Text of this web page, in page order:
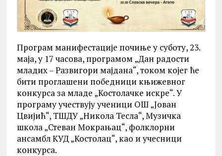
Програм манифестације почиње у суботу, 23.
маја, у 17 часова, програмом „Дан радости
младих – Развигори мајдана“, током којег ће
бити проглашени победници књижевног
конкурса за младе „Костолачке искре“. У
програму учествују ученици ОШ „Јован
Цвијић“, ТШДУ „Никола Тесла“, Музичка
школа „Стеван Мокрањац“, фолклорни
ансамбл КУД „Костолац“, као и учесници
конкурса.